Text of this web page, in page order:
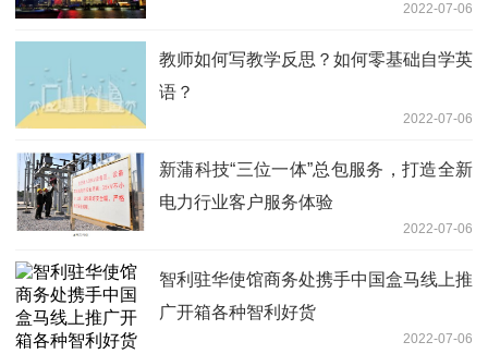
2022-07-06
教师如何写教学反思？如何零基础自学英
语？
2022-07-06
新蒲科技“三位一体”总包服务，打造全新
电力行业客户服务体验
2022-07-06
智利驻华使馆商务处携手中国盒马线上推
广开箱各种智利好货
2022-07-06